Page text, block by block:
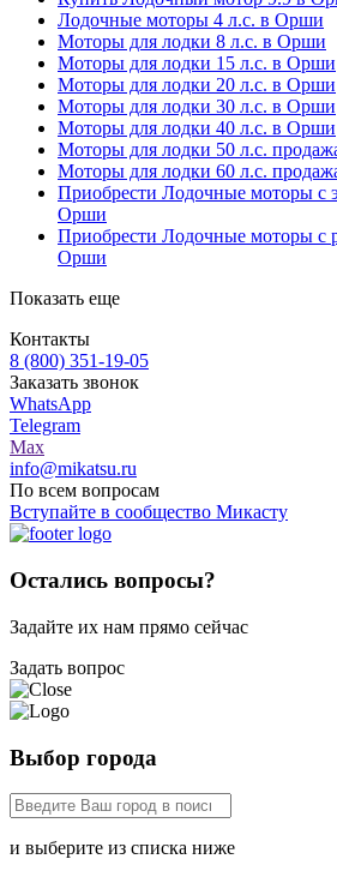
Лодочные моторы 4 л.с. в Орши
Моторы для лодки 8 л.с. в Орши
Моторы для лодки 15 л.с. в Орши
Моторы для лодки 20 л.с. в Орши
Моторы для лодки 30 л.с. в Орши
Моторы для лодки 40 л.с. в Орши
Моторы для лодки 50 л.с.
Моторы для лодки 60 л.с.
Приобрести Лодочные моторы с
Орши
Приобрести Лодочные моторы с
Орши
Показать еще
Контакты
8 (800) 351-19-05
Заказать звонок
WhatsApp
Telegram
Max
info@mikatsu.ru
По всем вопросам
Вступайте в сообщество Микасту
Остались вопросы?
Задайте их нам прямо сейчас
Задать вопрос
Выбор города
и выберите из списка ниже